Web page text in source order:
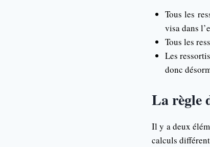
Tous les
visa dans
Tous les
Les
donc
La règle
Il y a deux
calculs